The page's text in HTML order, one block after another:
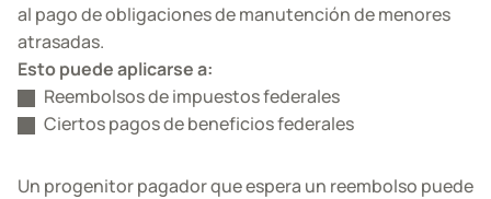
al pago de obligaciones de manutención de menores
atrasadas.
Esto puede aplicarse a:
Reembolsos de impuestos federales
Ciertos pagos de beneficios federales
Un progenitor pagador que espera un reembolso puede